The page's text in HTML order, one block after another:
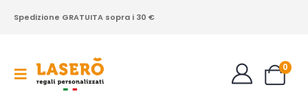
Spedizione GRATUITA sopra i 30 €
0